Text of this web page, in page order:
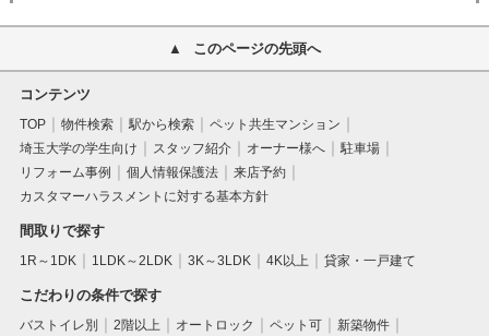
このページの先頭へ
コンテンツ
TOP 物件検索 駅から検索
ペット共生マンション
埼玉大学の学生向け
スタッフ紹介 オーナー様へ
駐車場
リフォーム事例
個人情報保護法
来店予約
カスタマーハラスメントに対する基本方針
間取りで探す
1R～1DK 1LDK～2LDK 3K～3LDK 4K以上 貸家・一戸建て
こだわりの条件で探す
バストイレ別 2階以上 オートロック ペット可
新築物件